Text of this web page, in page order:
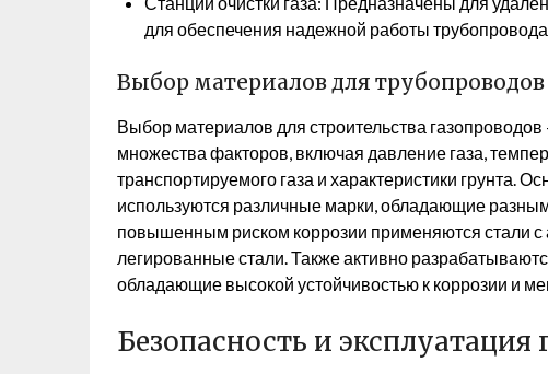
для обеспечения надежной работы
Выбор материалов для трубопроводов
Выбор материалов для строительства
множества факторов, включая давление газа,
транспортируемого газа и характеристики грунта.
используются различные марки, обладающие
повышенным риском коррозии применяются стали
легированные стали. Также активно
обладающие высокой устойчивостью к коррозии и
Безопасность и эксплуатация